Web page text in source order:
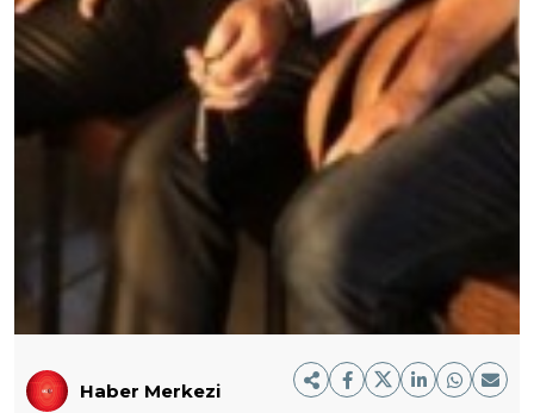
Haber Merkezi